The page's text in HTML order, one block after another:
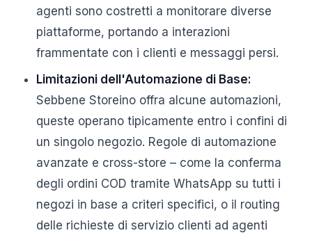
agenti sono costretti a monitorare diverse
piattaforme, portando a interazioni
frammentate con i clienti e messaggi persi.
Limitazioni dell'Automazione di Base:
Sebbene Storeino offra alcune automazioni,
queste operano tipicamente entro i confini di
un singolo negozio. Regole di automazione
avanzate e cross-store – come la conferma
degli ordini COD tramite WhatsApp su tutti i
negozi in base a criteri specifici, o il routing
delle richieste di servizio clienti ad agenti